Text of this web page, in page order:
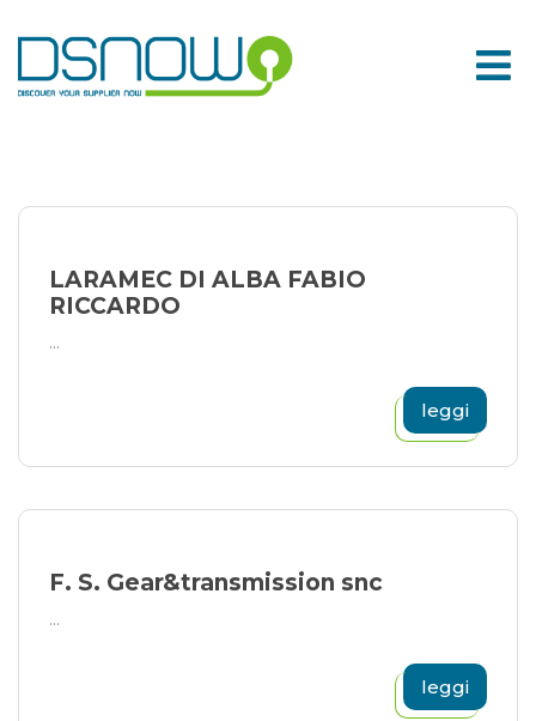
to
content
LARAMEC DI ALBA FABIO
RICCARDO
...
leggi
F. S. Gear&transmission snc
...
leggi